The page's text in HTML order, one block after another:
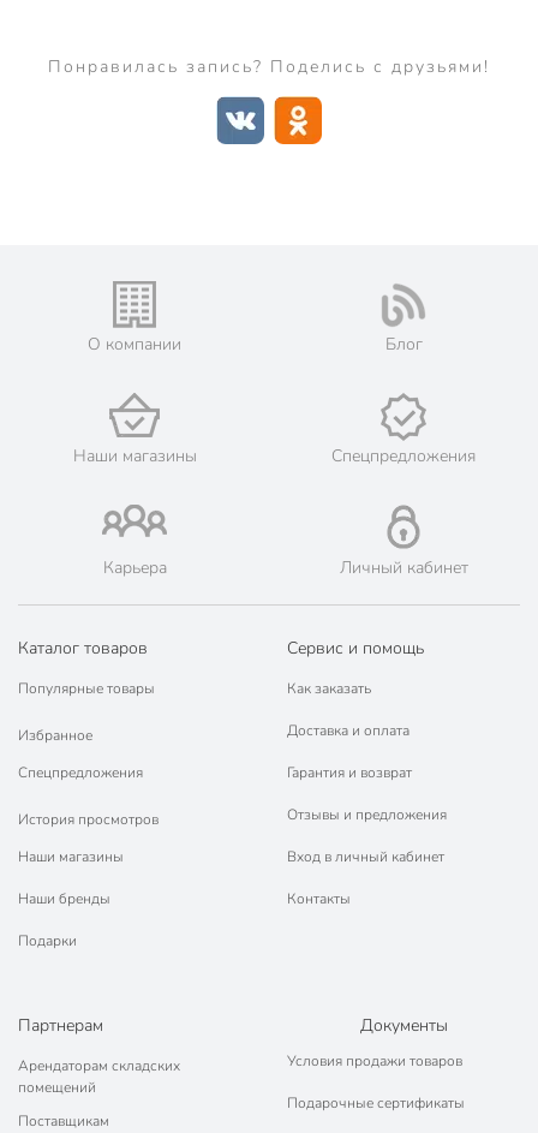
Понравилась запись? Поделись с друзьями!
О компании Блог
Наши магазины Спецпредложения
Карьера Личный кабинет
Каталог товаров
Популярные товары
Избранное
Спецпредложения
История просмотров
Наши магазины
Наши бренды
Подарки
Сервис и помощь
Как заказать
Доставка и оплата
Гарантия и возврат
Отзывы и предложения
Вход в личный кабинет
Контакты
Партнерам
Арендаторам складских
помещений
Поставщикам
Документы
Условия продажи товаров
Подарочные сертификаты